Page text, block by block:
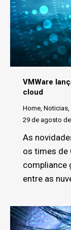
VMWare
cloud
Home Noticias
29 de agosto
As
os times de
compliance
entre as